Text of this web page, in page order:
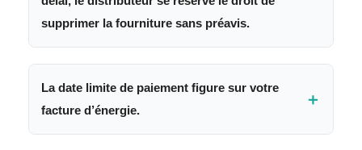
supprimer la fourniture sans préavis.
La date limite de paiement figure sur votre
facture d’énergie.
＋